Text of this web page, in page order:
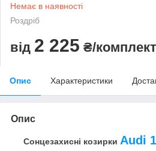
Немає в наявності
Роздріб
від 2 225 ₴/комплект
Опис Характеристики
Опис
Сонцезахисні козирки Audi